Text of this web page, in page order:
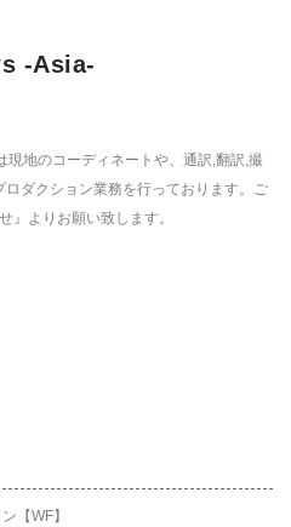
-Asia-
地のコーディネートや、通訳,翻訳,撮
ダクション業務を行っております。ご
』よりお願い致します。
【WF】